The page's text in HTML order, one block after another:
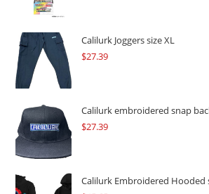
$109.57.$82.17.
Calilurk Joggers size XL
$27.39
Calilurk embroidered snap
$27.39
Calilurk Embroidered Hooded